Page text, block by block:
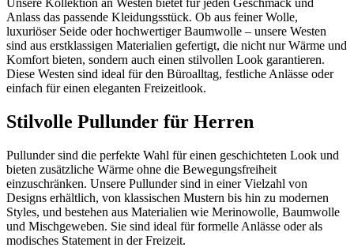
Unsere Kollektion an Westen bietet für jeden Geschmack und
Anlass das passende Kleidungsstück. Ob aus feiner Wolle,
luxuriöser Seide oder hochwertiger Baumwolle – unsere Westen
sind aus erstklassigen Materialien gefertigt, die nicht nur Wärme und
Komfort bieten, sondern auch einen stilvollen Look garantieren.
Diese Westen sind ideal für den Büroalltag, festliche Anlässe oder
einfach für einen eleganten Freizeitlook.
Stilvolle Pullunder für Herren
Pullunder sind die perfekte Wahl für einen geschichteten Look und
bieten zusätzliche Wärme ohne die Bewegungsfreiheit
einzuschränken. Unsere Pullunder sind in einer Vielzahl von
Designs erhältlich, von klassischen Mustern bis hin zu modernen
Styles, und bestehen aus Materialien wie Merinowolle, Baumwolle
und Mischgeweben. Sie sind ideal für formelle Anlässe oder als
modisches Statement in der Freizeit.